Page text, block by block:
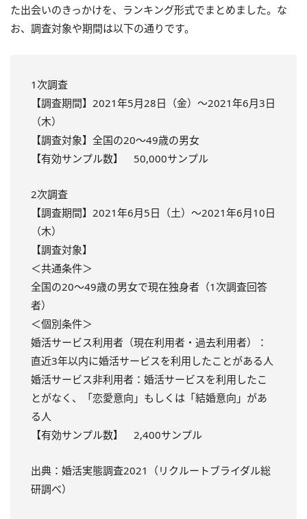
た出会いのきっかけを、ランキング形式でまとめました。な
お、調査対象や期間は以下の通りです。
1次調査
【調査期間】2021年5月28日（金）～2021年6月3日
（木）
【調査対象】全国の20～49歳の男女
【有効サンプル数】 50,000サンプル
2次調査
【調査期間】2021年6月5日（土）～2021年6月10日
（木）
【調査対象】
＜共通条件＞
全国の20～49歳の男女で現在独身者（1次調査回答
者）
＜個別条件＞
婚活サービス利用者（現在利用者・過去利用者）：
直近3年以内に婚活サービスを利用したことがある人
婚活サービス非利用者：婚活サービスを利用したこ
とがなく、「恋愛意向」もしくは「結婚意向」があ
る人
【有効サンプル数】 2,400サンプル
出典：婚活実態調査2021（リクルートブライダル総
研調べ）